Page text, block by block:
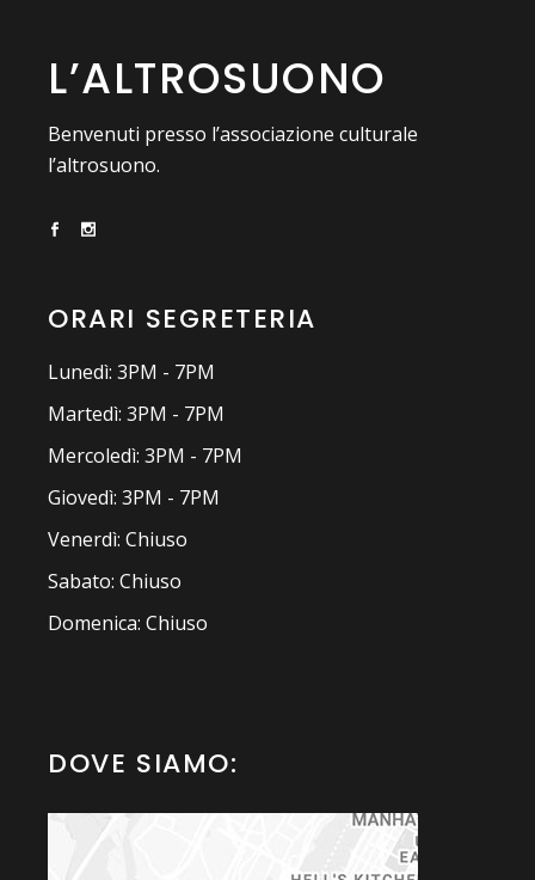
L’ALTROSUONO
Benvenuti presso l’associazione culturale
l’altrosuono.
ORARI SEGRETERIA
Lunedì: 3PM - 7PM
Martedì: 3PM - 7PM
Mercoledì: 3PM - 7PM
Giovedì: 3PM - 7PM
Venerdì: Chiuso
Sabato: Chiuso
Domenica: Chiuso
DOVE SIAMO: